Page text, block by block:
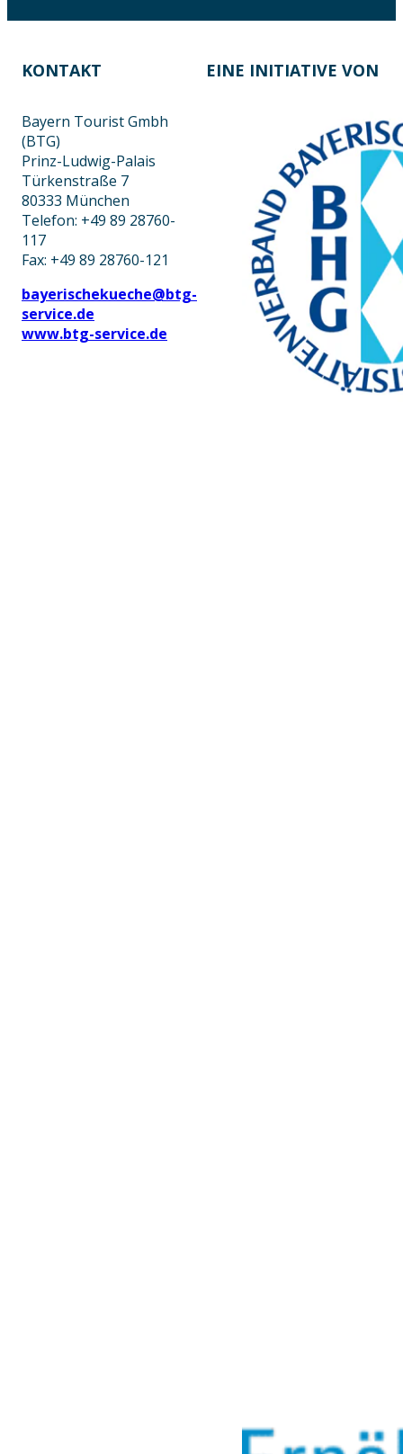
KONTAKT EINE INITIATIVE VON
Bayern Tourist Gmbh
(BTG)
Prinz-Ludwig-Palais
Türkenstraße 7
80333 München
Telefon: +49 89 28760-
117
Fax: +49 89 28760-121
bayerischekueche@btg-
service.de
www.btg-service.de